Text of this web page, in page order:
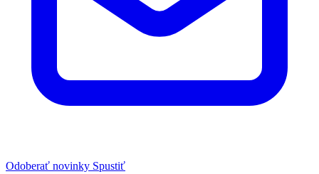
Odoberať novinky Spustiť